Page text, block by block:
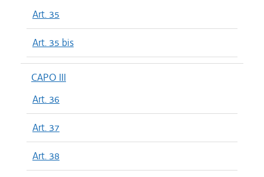
Art. 35
Art. 35 bis
CAPO III
Art. 36
Art. 37
Art. 38